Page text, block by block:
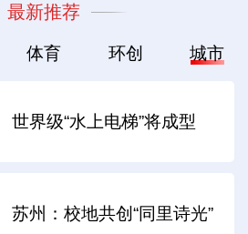
最新推荐
体育 环创 城市
世界级“水上电梯”将成型
苏州：校地共创“同里诗光”